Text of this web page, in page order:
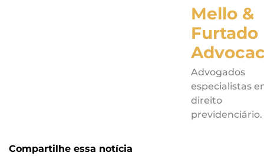
Mello &
Furtado
Advogados
especialistas
direito
previdenciário.
Compartilhe essa notícia